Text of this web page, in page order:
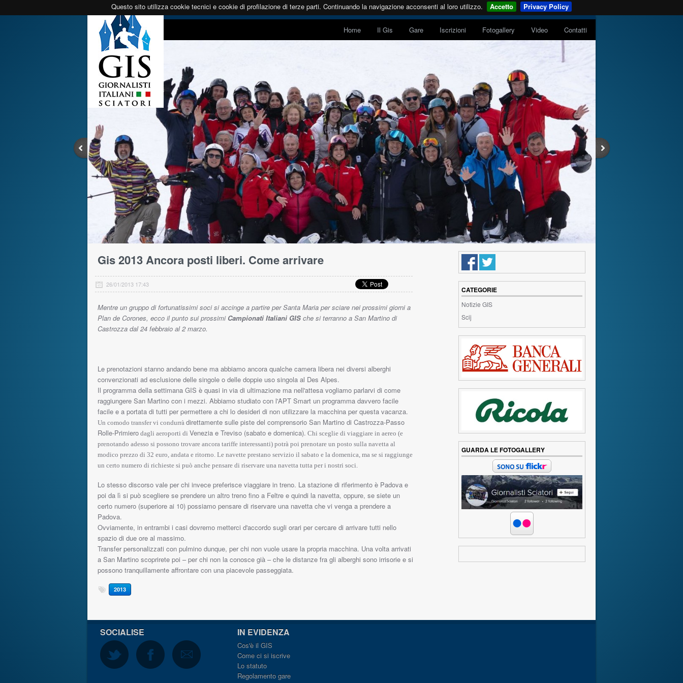
Questo sito utilizza cookie tecnici e cookie di profilazione di terze parti. Continuando la navigazione acconsenti al loro utilizzo. Accetto Privacy Policy
Home Il Gis Gare Iscrizioni Fotogallery Video Contatti
Gis 2013 Ancora posti liberi. Come arrivare
26/01/2013 17:43
Mentre un gruppo di fortunatissimi soci si accinge a partire per Santa Maria per sciare nei prossimi giorni a
Plan de Corones, ecco il punto sui prossimi Campionati Italiani GIS che si terranno a San Martino di
Castrozza dal 24 febbraio al 2 marzo.
Le prenotazioni stanno andando bene ma abbiamo ancora qualche camera libera nei diversi alberghi
convenzionati ad esclusione delle singole o delle doppie uso singola al Des Alpes.
Il programma della settimana GIS è quasi in via di ultimazione ma nell'attesa vogliamo parlarvi di come
raggiungere San Martino con i mezzi. Abbiamo studiato con l'APT Smart un programma davvero facile
facile e a portata di tutti per permettere a chi lo desideri di non utilizzare la macchina per questa vacanza.
Un comodo transfer vi condurrà direttamente sulle piste del comprensorio San Martino di Castrozza-Passo
Rolle-Primiero dagli aeroporti di Venezia e Treviso (sabato e domenica). Chi sceglie di viaggiare in aereo (e
prenotando adesso si possono trovare ancora tariffe interessanti) potrà poi prenotare un posto sulla navetta al
modico prezzo di 32 euro, andata e ritorno. Le navette prestano servizio il sabato e la domenica, ma se si raggiunge
un certo numero di richieste si può anche pensare di riservare una navetta tutta per i nostri soci.
Lo stesso discorso vale per chi invece preferisce viaggiare in treno. La stazione di riferimento è Padova e
poi da lì si può scegliere se prendere un altro treno fino a Feltre e quindi la navetta, oppure, se siete un
certo numero (superiore ai 10) possiamo pensare di riservare una navetta che vi venga a prendere a
Padova.
Ovviamente, in entrambi i casi dovremo metterci d'accordo sugli orari per cercare di arrivare tutti nello
spazio di due ore al massimo.
Transfer personalizzati con pulmino dunque, per chi non vuole usare la propria macchina. Una volta arrivati
a San Martino scoprirete poi – per chi non la conosce già – che le distanze fra gli alberghi sono irrisorie e si
possono tranquillamente affrontare con una piacevole passeggiata.
2013
CATEGORIE
Notizie GIS
Scij
GUARDA LE FOTOGALLERY
SOCIALISE IN EVIDENZA
Cos'è il GIS
Come ci si iscrive
Lo statuto
Regolamento gare